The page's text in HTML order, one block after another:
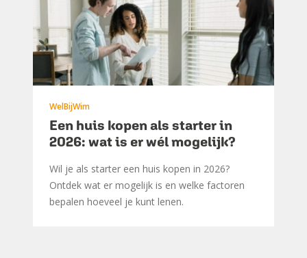
WelBijWim
Een huis kopen als starter in
2026: wat is er wél mogelijk?
Wil je als starter een huis kopen in 2026?
Ontdek wat er mogelijk is en welke factoren
bepalen hoeveel je kunt lenen.